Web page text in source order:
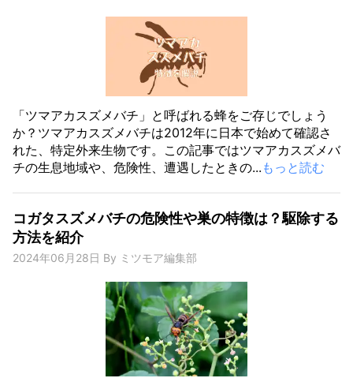
「ツマアカスズメバチ」と呼ばれる蜂をご存じでしょう
か？ツマアカスズメバチは2012年に日本で始めて確認さ
れた、特定外来生物です。この記事ではツマアカスズメバ
チの生息地域や、危険性、遭遇したときの... もっと読む
コガタスズメバチの危険性や巣の特徴は？駆除する
方法を紹介
2024年06月28日 By ミツモア編集部